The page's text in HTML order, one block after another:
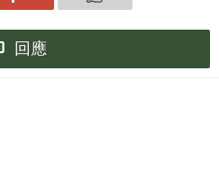
回應